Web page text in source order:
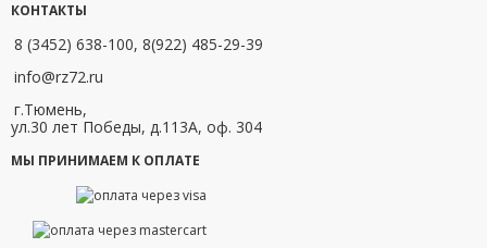
КОНТАКТЫ
8 (3452) 638-100, 8(922) 485-29-39
info@rz72.ru
г.Тюмень,
ул.30 лет Победы, д.113А, оф. 304
МЫ ПРИНИМАЕМ К ОПЛАТЕ